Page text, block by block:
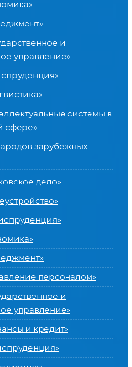
и
управление»
системы в
сфере»
зарубежных
дело»
персоналом»
и
управление»
и кредит»